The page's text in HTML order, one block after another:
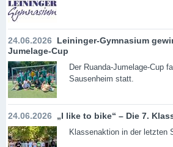
24.06.2026 Leininger-Gymnasium
Jumelage-Cup
Der Ruanda-Jumelage-Cup
Sausenheim statt.
24.06.2026 „I like to bike“ – Die 7.
Klassenaktion in der letzten